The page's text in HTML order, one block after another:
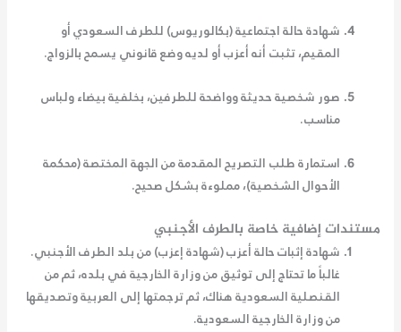
شهادة حالة اجتماعية(بكالوريوس) للطرف السعودي أو
المقيم، تثبت أنه أعزب أو لديه وضع قانوني يسمح بالزواج.
صور شخصيةحديثة وواضحة للطرفين، بخلفية بيضاء ولباس
مناسب.
استمارة طلب التصريحالمقدمة من الجهة المختصة (محكمة
الأحوال الشخصية)، مملوءة بشكل صحيح.
مستندات إضافية خاصة بالطرف الأجنبي
شهادة إثبات حالة أعزب(شهادة إعزب) من بلد الطرف الأجنبي.
غالباً ما تحتاج إلى توثيق من وزارة الخارجية في بلده، ثم من
القنصلية السعودية هناك، ثم ترجمتها إلى العربية وتصديقها
من وزارة الخارجية السعودية.